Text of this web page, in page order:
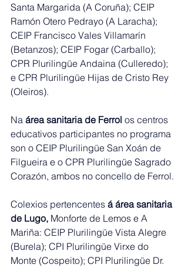
Santa Margarida (A Coruña); CEIP
Ramón Otero Pedrayo (A Laracha);
CEIP Francisco Vales Villamarín
(Betanzos); CEIP Fogar (Carballo);
CPR Plurilingüe Andaina (Culleredo);
e CPR Plurilingüe Hijas de Cristo Rey
(Oleiros).
Na área sanitaria de Ferrol os centros
educativos participantes no programa
son o CEIP Plurilingüe San Xoán de
Filgueira e o CPR Plurilingüe Sagrado
Corazón, ambos no concello de Ferrol.
Colexios pertencentes á área sanitaria
de Lugo, Monforte de Lemos e A
Mariña: CEIP Plurilingüe Vista Alegre
(Burela); CPI Plurilingüe Virxe do
Monte (Cospeito); CPI Plurilingüe Dr.